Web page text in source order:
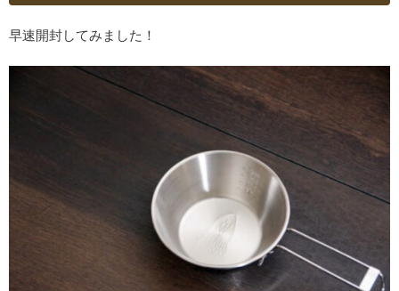
早速開封してみました！